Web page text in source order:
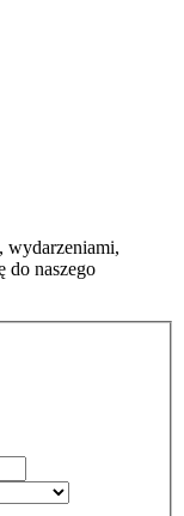
wydarzeniami,
do naszego